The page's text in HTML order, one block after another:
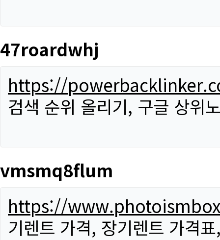
47roardwhj
https://
검색 순위 올리기, 구글 상위
vmsmq8flum
https://
기렌트 가격, 장기렌트 가격